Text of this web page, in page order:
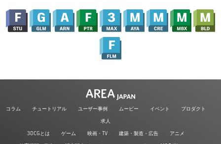
コラム チュートリアル ユーザー事例 ムービー イベント
プロダクト
求人
3DCGとは
ゲーム 映画・TV 建築・製造・広告
アニメ